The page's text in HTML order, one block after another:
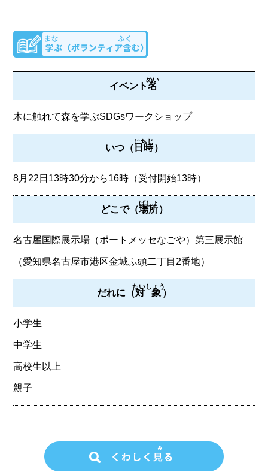
イベント名
めい
木に触れて森を学ぶSDGsワークショップ
いつ（日時
にちじ
）
8月22日13時30分から16時（受付開始13時）
どこで（場所
ばしょ
）
名古屋国際展示場（ポートメッセなごや）第三展示館
（愛知県名古屋市港区金城ふ頭二丁目2番地）
だれに（対象
たいしょう
）
小学生
中学生
高校生以上
親子